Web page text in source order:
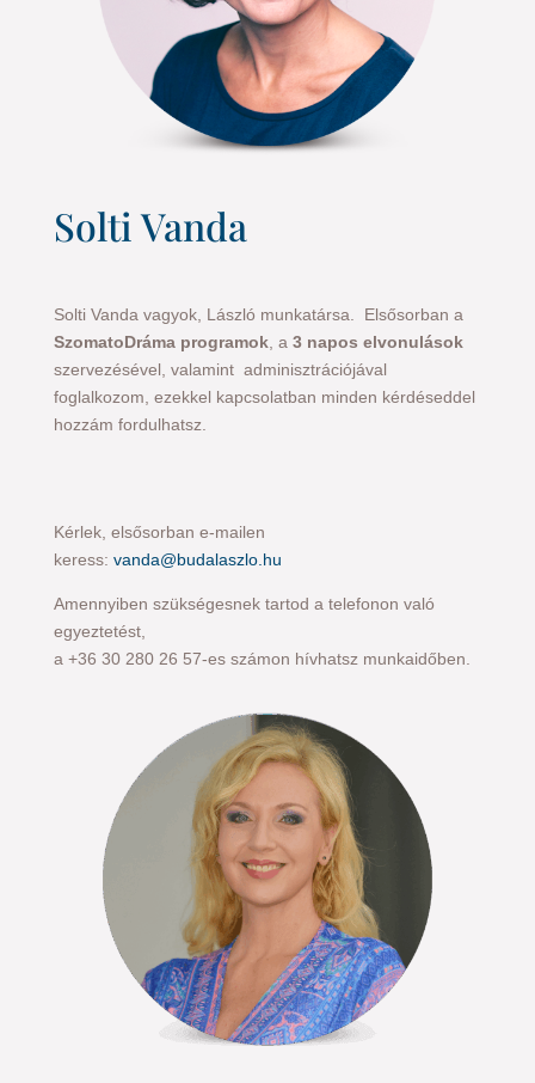
Solti Vanda
Solti Vanda vagyok, László munkatársa.
Elsősorban a
SzomatoDráma programok, a 3 napos elvonulások
szervezésével, valamint adminisztrációjával
foglalkozom, ezekkel kapcsolatban minden kérdéseddel
hozzám fordulhatsz.
Kérlek, elsősorban e-mailen
keress: vanda@budalaszlo.hu
Amennyiben szükségesnek tartod a telefonon való
egyeztetést,
a +36 30 280 26 57-es számon hívhatsz munkaidőben.